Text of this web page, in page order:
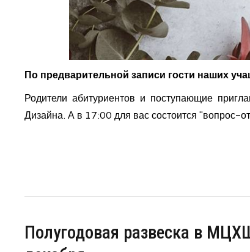
По предварительной записи гости наших
Родители абитуриентов и поступающие
Дизайна. А в 17:00 для вас состоится "вопрос-
Полугодовая развеска в